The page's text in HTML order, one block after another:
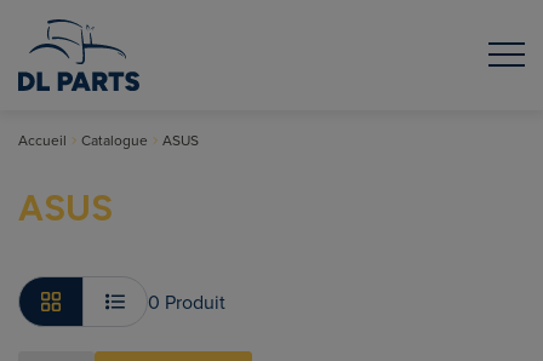
Accueil Catalogue ASUS
ASUS
0 Produit